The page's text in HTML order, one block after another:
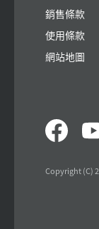
銷售條款
使用條款
網站地圖
Copyright (C)